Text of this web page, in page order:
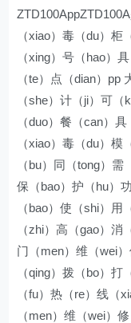
（xiao）毒（du）
（xing）号（hao）
（te）点（dian）pp
（she）计（ji）可
（duo）餐（can）
（xiao）毒（du）
（bu）同（tong）需
保（bao）护（hu）
（bao）使（shi）
（zhi）高（gao）消
门（men）维（wei
（qing）拨（bo）
（fu）热（re）线（
（men）维（wei）